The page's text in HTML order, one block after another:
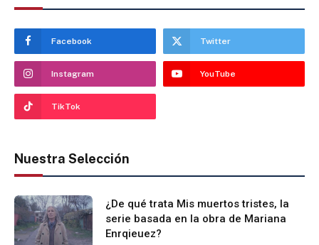
Facebook Twitter
Instagram YouTube
TikTok
Nuestra Selección
¿De qué trata Mis muertos tristes, la
serie basada en la obra de Mariana
Enrqieuez?